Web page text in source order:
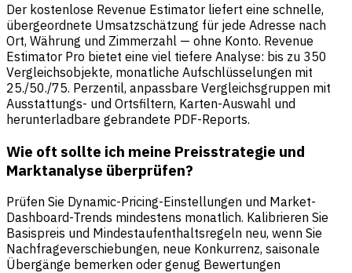
Der kostenlose Revenue Estimator liefert eine schnelle,
übergeordnete Umsatzschätzung für jede Adresse nach
Ort, Währung und Zimmerzahl — ohne Konto. Revenue
Estimator Pro bietet eine viel tiefere Analyse: bis zu 350
Vergleichsobjekte, monatliche Aufschlüsselungen mit
25./50./75. Perzentil, anpassbare Vergleichsgruppen mit
Ausstattungs- und Ortsfiltern, Karten-Auswahl und
herunterladbare gebrandete PDF-Reports.
Wie oft sollte ich meine Preisstrategie und
Marktanalyse überprüfen?
Prüfen Sie Dynamic-Pricing-Einstellungen und Market-
Dashboard-Trends mindestens monatlich. Kalibrieren Sie
Basispreis und Mindestaufenthaltsregeln neu, wenn Sie
Nachfrageverschiebungen, neue Konkurrenz, saisonale
Übergänge bemerken oder genug Bewertungen